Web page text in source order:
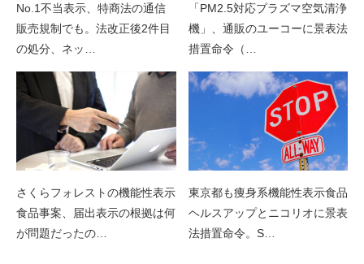
No.1不当表示、特商法の通信
販売規制でも。法改正後2件目
の処分、ネッ…
「PM2.5対応プラズマ空気清浄
機」、通販のユーコーに景表法
措置命令（…
さくらフォレストの機能性表示
食品事案、届出表示の根拠は何
が問題だったの…
東京都も痩身系機能性表示食品
ヘルスアップとニコリオに景表
法措置命令。S…